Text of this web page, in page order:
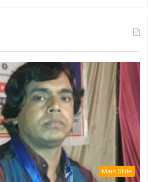
Main Slide